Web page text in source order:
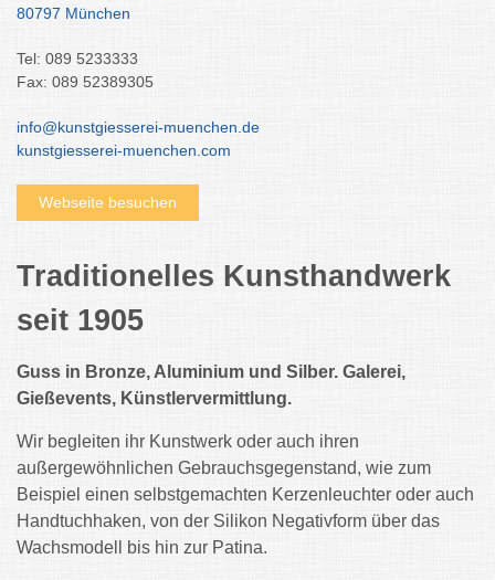
80797 München
Tel: 089 5233333
Fax: 089 52389305
info@kunstgiesserei-muenchen.de
kunstgiesserei-muenchen.com
Webseite besuchen
Traditionelles Kunsthandwerk
seit 1905
Guss in Bronze, Aluminium und Silber. Galerei,
Gießevents, Künstlervermittlung.
Wir begleiten ihr Kunstwerk oder auch ihren
außergewöhnlichen Gebrauchsgegenstand, wie zum
Beispiel einen selbstgemachten Kerzenleuchter oder auch
Handtuchhaken, von der Silikon Negativform über das
Wachsmodell bis hin zur Patina.